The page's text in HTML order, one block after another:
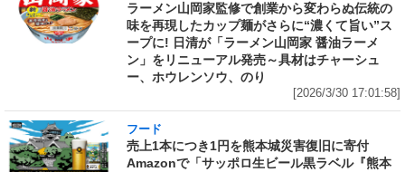
ラーメン山岡家監修で創業から変わらぬ伝統の
味を再現したカップ麺がさらに“濃くて旨い”ス
ープに! 日清が「ラーメン山岡家 醤油ラーメ
ン」をリニューアル発売～具材はチャーシュ
ー、ホウレンソウ、のり
[2026/3/30 17:01:58]
フード
売上1本につき1円を熊本城災害復旧に寄付
Amazonで「サッポロ生ビール黒ラベル『熊本